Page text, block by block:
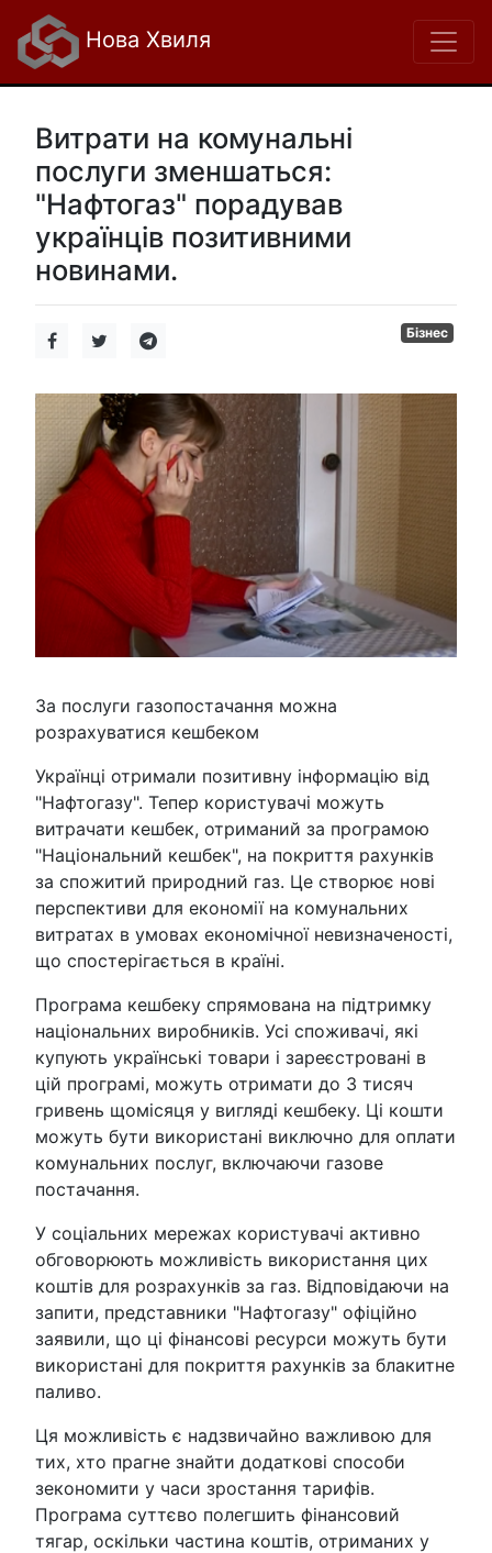
Нова Хвиля
Витрати на комунальні
послуги зменшаться:
"Нафтогаз" порадував
українців позитивними
новинами.
Бізнес
За послуги газопостачання можна
розрахуватися кешбеком
Українці отримали позитивну інформацію від
"Нафтогазу". Тепер користувачі можуть
витрачати кешбек, отриманий за програмою
"Національний кешбек", на покриття рахунків
за спожитий природний газ. Це створює нові
перспективи для економії на комунальних
витратах в умовах економічної невизначеності,
що спостерігається в країні.
Програма кешбеку спрямована на підтримку
національних виробників. Усі споживачі, які
купують українські товари і зареєстровані в
цій програмі, можуть отримати до 3 тисяч
гривень щомісяця у вигляді кешбеку. Ці кошти
можуть бути використані виключно для оплати
комунальних послуг, включаючи газове
постачання.
У соціальних мережах користувачі активно
обговорюють можливість використання цих
коштів для розрахунків за газ. Відповідаючи на
запити, представники "Нафтогазу" офіційно
заявили, що ці фінансові ресурси можуть бути
використані для покриття рахунків за блакитне
паливо.
Ця можливість є надзвичайно важливою для
тих, хто прагне знайти додаткові способи
зекономити у часи зростання тарифів.
Програма суттєво полегшить фінансовий
тягар, оскільки частина коштів, отриманих у